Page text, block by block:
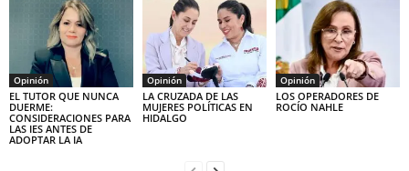
Opinión
EL TUTOR QUE NUNCA
DUERME:
CONSIDERACIONES PARA
LAS IES ANTES DE
ADOPTAR LA IA
Opinión
LA CRUZADA DE LAS
MUJERES POLÍTICAS EN
HIDALGO
Opinión
LOS OPERADORES DE
ROCÍO NAHLE